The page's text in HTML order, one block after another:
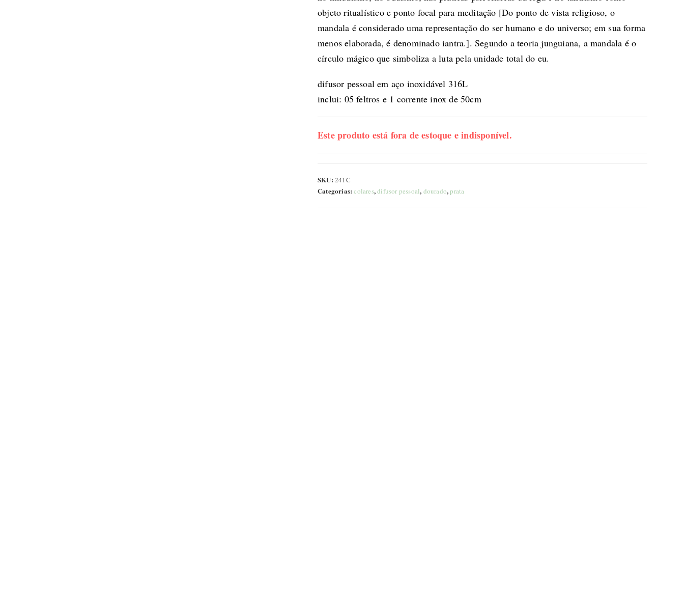
objeto ritualístico e ponto focal para meditação [Do ponto de vista religioso, o
mandala é considerado uma representação do ser humano e do universo; em sua forma
menos elaborada, é denominado iantra.]. Segundo a teoria junguiana, a mandala é o
círculo mágico que simboliza a luta pela unidade total do eu.
difusor pessoal em aço inoxidável 316L
inclui: 05 feltros e 1 corrente inox de 50cm
Este produto está fora de estoque e indisponível.
SKU: 241C
Categorias:colares,difusor pessoal, dourado,prata